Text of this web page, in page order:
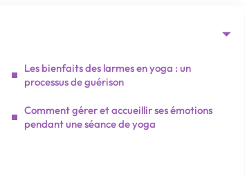
Les bienfaits des larmes en yoga : un
processus de guérison
Comment gérer et accueillir ses émotions
pendant une séance de yoga